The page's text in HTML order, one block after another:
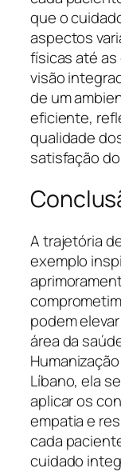
que o
aspectos
físicas até as
visão
de um
eficiente,
qualidade
satisfação
A trajetória
exemplo
podem
área da
Líbano, ela
aplicar os
empatia e
cada
cuidado